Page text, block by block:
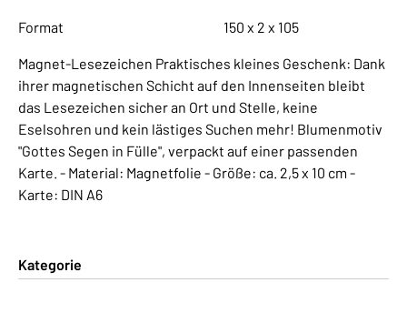
Format 150 x 2 x 105
Magnet-Lesezeichen Praktisches kleines Geschenk: Dank
ihrer magnetischen Schicht auf den Innenseiten bleibt
das Lesezeichen sicher an Ort und Stelle, keine
Eselsohren und kein lästiges Suchen mehr! Blumenmotiv
"Gottes Segen in Fülle", verpackt auf einer passenden
Karte. - Material: Magnetfolie - Größe: ca. 2,5 x 10 cm -
Karte: DIN A6
Kategorie